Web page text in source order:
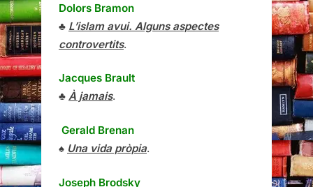
Dolors Bramon
♣ L’islam avui. Alguns aspectes
controvertits.
Jacques Brault
♣ À jamais.
Gerald Brenan
♠ Una vida pròpia.
Joseph Brodsky